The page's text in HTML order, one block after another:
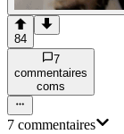
84
7
commentaires
coms
7 commentaires